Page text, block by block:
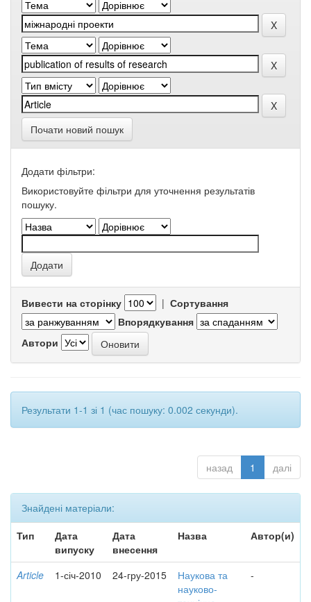
Почати новий пошук
Додати фільтри:
Використовуйте фільтри для уточнення результатів
пошуку.
Вивести на сторінку | Сортування
Впорядкування
Автори
Результати 1-1 зі 1 (час пошуку: 0.002 секунди).
назад 1 далі
Знайдені матеріали:
Тип
Дата
випуску
Дата
внесення
Назва Автор(и)
Article 1-січ-2010 24-гру-2015
Наукова та
науково-
-